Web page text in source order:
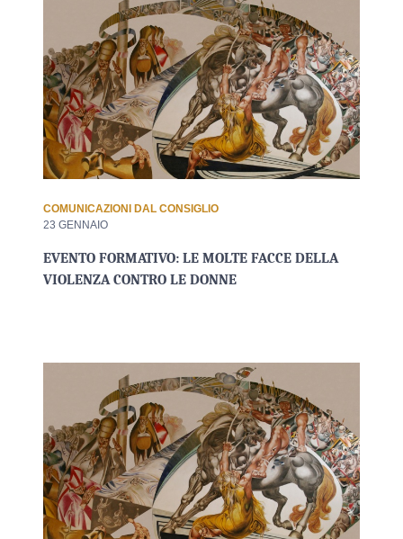
COMUNICAZIONI DAL CONSIGLIO
23 GENNAIO
EVENTO FORMATIVO: LE MOLTE FACCE DELLA
VIOLENZA CONTRO LE DONNE